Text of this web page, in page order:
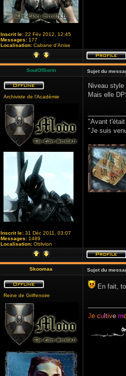
Inscrit le: 22 Fév 2012, 12:45
Messages: 177
Localisation: Cabane d'Anise
SoulOfSorin Sujet du
Archiviste de l'Académie
Inscrit le: 31 Déc 2011, 03:07
Messages: 1489
Localisation: Oblivion
Niveau
Mais elle
"Avant
"Je suis
Skoomaa Sujet du
Reine de Griffenoire
En fait,
Je cu ltive m